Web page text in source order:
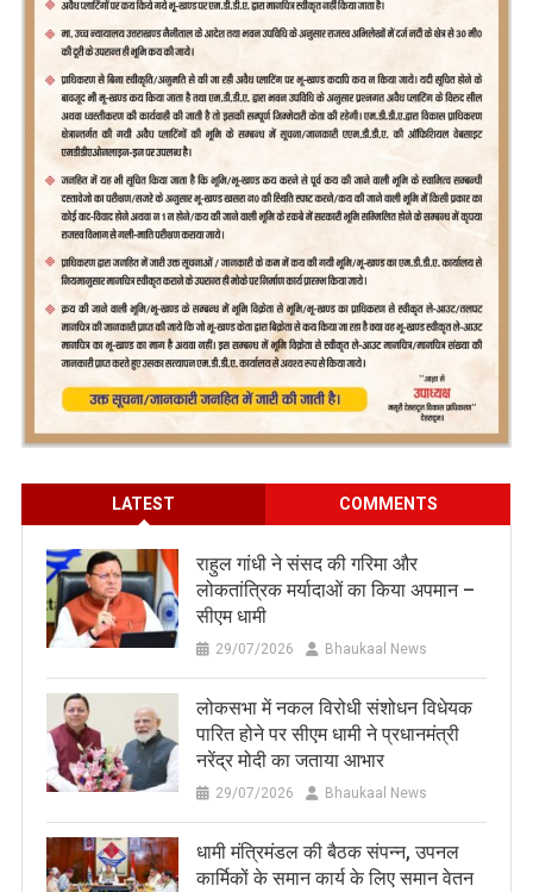
LATEST COMMENTS
राहुल गांधी ने संसद की गरिमा और
लोकतांत्रिक मर्यादाओं का किया अपमान –
सीएम धामी
29/07/2026 Bhaukaal News
लोकसभा में नकल विरोधी संशोधन विधेयक
पारित होने पर सीएम धामी ने प्रधानमंत्री
नरेंद्र मोदी का जताया आभार
29/07/2026 Bhaukaal News
धामी मंत्रिमंडल की बैठक संपन्न, उपनल
कार्मिकों के समान कार्य के लिए समान वेतन